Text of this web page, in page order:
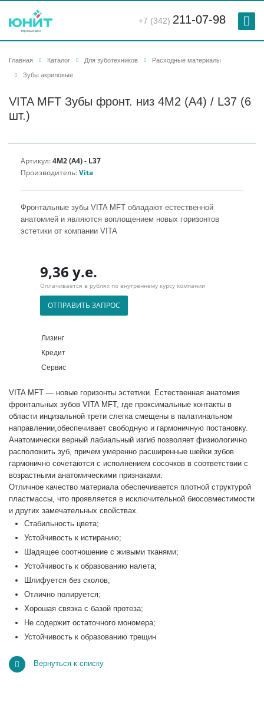
+7 (342) 211-07-98
Главная Каталог Для зуботехников Расходные материалы
Зубы акриловые
VITA MFT Зубы фронт. низ 4M2 (A4) / L37 (6
шт.)
Артикул:4M2 (A4) - L37
Производитель:Vita
Фронтальные зубы VITA MFT обладают естественной
анатомией и являются воплощением новых горизонтов
эстетики от компании VITA
9,36 у.е.
Оплачивается в рублях по внутреннему курсу компании
ОТПРАВИТЬ ЗАПРОС
Лизинг
Кредит
Сервис
VITA MFT — новые горизонты эстетики. Естественная анатомия
фронтальных зубов VITA MFT, где проксимальные контакты в
области инцизальной трети слегка смещены в палатинальном
направлении,обеспечивает свободную и гармоничную постановку.
Анатомически верный лабиальный изгиб позволяет физиологично
расположить зуб, причем умеренно расширенные шейки зубов
гармонично сочетаются с исполнением сосочков в соответствии с
возрастными анатомическими признаками.
Отличное качество материала обеспечивается плотной структурой
пластмассы, что проявляется в исключительной биосовместимости
и других замечательных свойствах.
Стабильность цвета;
Устойчивость к истиранию;
Шадящее соотношение с живыми тканями;
Устойчивость к образованию налета;
Шлифуется без сколов;
Отлично полируется;
Хорошая связка с базой протеза;
Не содержит остаточного мономера;
Устойчивость к образованию трещин
Вернуться к списку